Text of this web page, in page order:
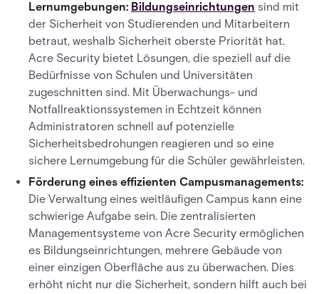
Lernumgebungen: Bildungseinrichtungen sind mit
der Sicherheit von Studierenden und Mitarbeitern
betraut, weshalb Sicherheit oberste Priorität hat.
Acre Security bietet Lösungen, die speziell auf die
Bedürfnisse von Schulen und Universitäten
zugeschnitten sind. Mit Überwachungs- und
Notfallreaktionssystemen in Echtzeit können
Administratoren schnell auf potenzielle
Sicherheitsbedrohungen reagieren und so eine
sichere Lernumgebung für die Schüler gewährleisten.
Förderung eines effizienten Campusmanagements:
Die Verwaltung eines weitläufigen Campus kann eine
schwierige Aufgabe sein. Die zentralisierten
Managementsysteme von Acre Security ermöglichen
es Bildungseinrichtungen, mehrere Gebäude von
einer einzigen Oberfläche aus zu überwachen. Dies
erhöht nicht nur die Sicherheit, sondern hilft auch bei